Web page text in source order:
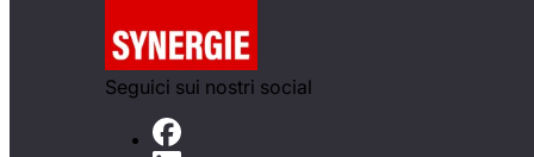
Seguici sui nostri social